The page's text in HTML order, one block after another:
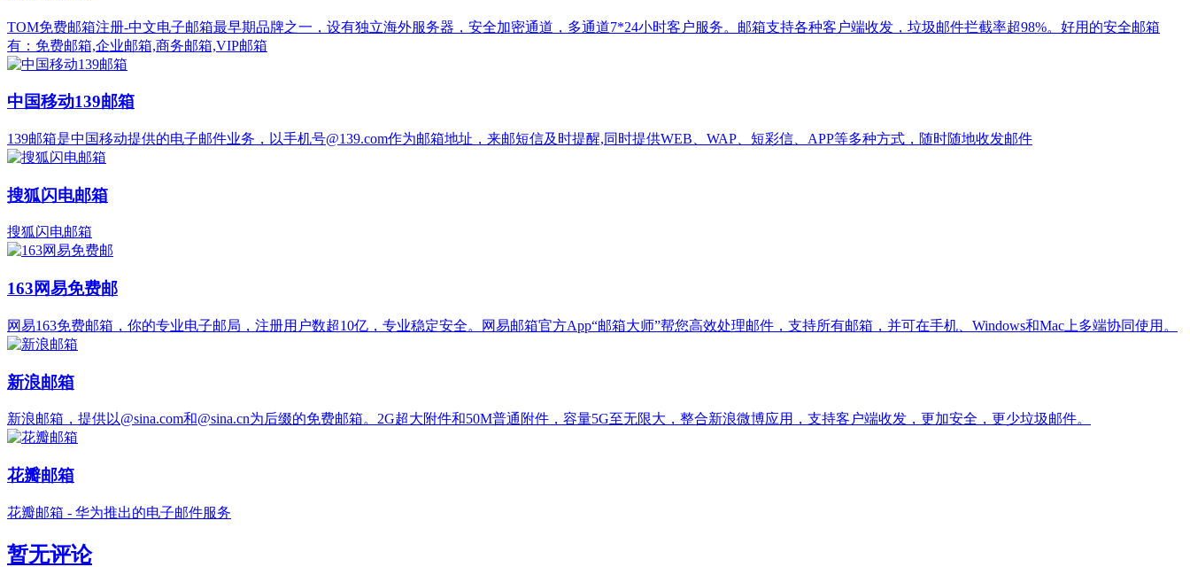
TOM免费邮箱注册-中文电子邮箱最早期品牌之一，设有独立海外服务器，安全加密通道，多通道7*24小时客户服务。邮箱支持各种客户端收发，垃圾邮件拦截率超98%。好用的安全邮箱
有：免费邮箱,企业邮箱,商务邮箱,VIP邮箱
中国移动139邮箱
139邮箱是中国移动提供的电子邮件业务，以手机号@139.com作为邮箱地址，来邮短信及时提醒,同时提供WEB、WAP、短彩信、APP等多种方式，随时随地收发邮件
搜狐闪电邮箱
搜狐闪电邮箱
163网易免费邮
网易163免费邮箱，你的专业电子邮局，注册用户数超10亿，专业稳定安全。网易邮箱官方App“邮箱大师”帮您高效处理邮件，支持所有邮箱，并可在手机、Windows和Mac上多端协同使用。
新浪邮箱
新浪邮箱，提供以@sina.com和@sina.cn为后缀的免费邮箱。2G超大附件和50M普通附件，容量5G至无限大，整合新浪微博应用，支持客户端收发，更加安全，更少垃圾邮件。
花瓣邮箱
花瓣邮箱 - 华为推出的电子邮件服务
暂无评论